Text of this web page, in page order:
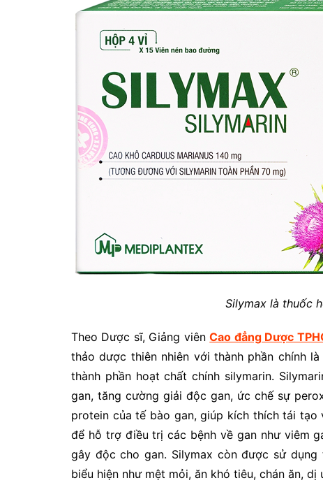
Silymax là thuốc
Theo Dược sĩ, Giảng viênCao đẳng Dược
thảo dược thiên nhiên với thành phần chính
thành phần hoạt chất chính silymarin.
gan, tăng cường giải độc gan, ức chế sự
protein của tế bào gan, giúp kích thích tái
để hỗ trợ điều trị các bệnh về gan như viêm
gây độc cho gan. Silymax còn được sử
biểu hiện như mệt mỏi, ăn khó tiêu, chán ăn, dị